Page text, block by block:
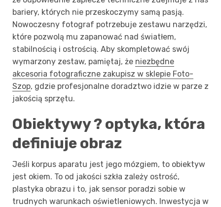
bariery, których nie przeskoczymy samą pasją.
Nowoczesny fotograf potrzebuje zestawu narzędzi,
które pozwolą mu zapanować nad światłem,
stabilnością i ostrością. Aby skompletować swój
wymarzony zestaw, pamiętaj, że niezbędne
akcesoria fotograficzne zakupisz w sklepie Foto-
Szop, gdzie profesjonalne doradztwo idzie w parze z
jakością sprzętu.
Obiektywy ? optyka, która
definiuje obraz
Jeśli korpus aparatu jest jego mózgiem, to obiektyw
jest okiem. To od jakości szkła zależy ostrość,
plastyka obrazu i to, jak sensor poradzi sobie w
trudnych warunkach oświetleniowych. Inwestycja w